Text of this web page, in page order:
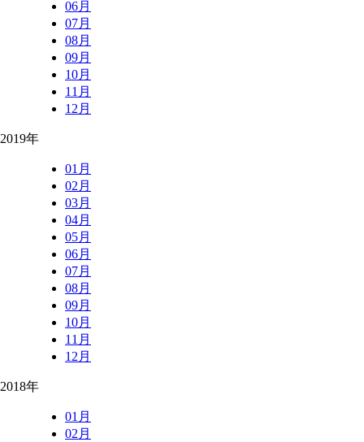
06月
07月
08月
09月
10月
11月
12月
2019年
01月
02月
03月
04月
05月
06月
07月
08月
09月
10月
11月
12月
2018年
01月
02月